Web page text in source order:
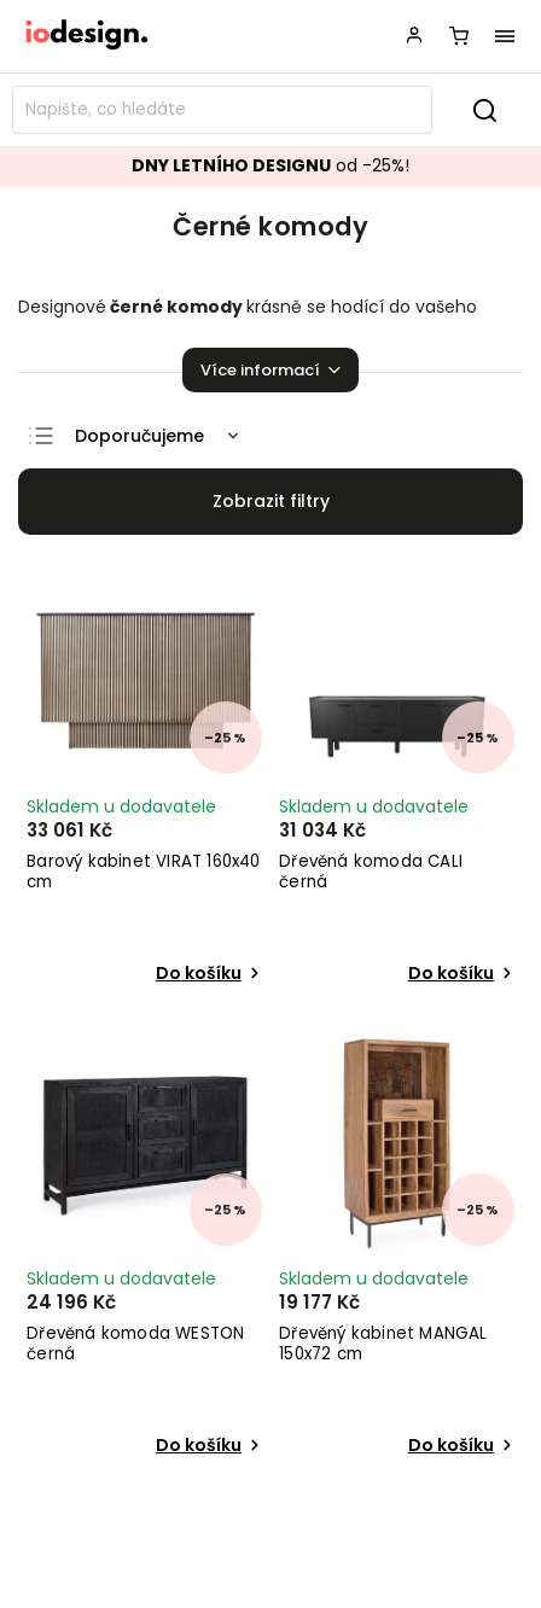
DNY LETNÍHO DESIGNU od -25%!
Černé komody
Designové černé komodykrásně se hodící do vašeho
Více informací
Doporučujeme
Nejlevnější
–25 %
Barový kabinet VIRAT 160x40
cm
Skladem u dodavatele
33 061 Kč
Do košíku
–25 %
Dřevěná komoda CALI
černá
Skladem u dodavatele
31 034 Kč
Do košíku
–25 %
Dřevěná komoda WESTON
černá
Skladem u dodavatele
24 196 Kč
Do košíku
–25 %
Dřevěný kabinet MANGAL
150x72 cm
Skladem u dodavatele
19 177 Kč
Do košíku